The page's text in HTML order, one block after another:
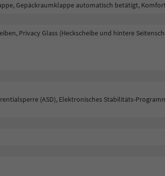
Gepäckraumklappe automatisch betätigt,
Privacy Glass (Heckscheibe und hintere
(ASD), Elektronisches Stabilitäts-